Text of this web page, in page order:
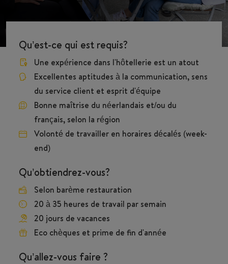
Qu’est-ce qui est requis?
Une expérience dans l'hôtellerie est un atout
Excellentes aptitudes à la communication, sens
du service client et esprit d'équipe
Bonne maîtrise du néerlandais et/ou du
français, selon la région
Volonté de travailler en horaires décalés (week-
end)
Qu’obtiendrez-vous?
Selon barème restauration
20 à 35 heures de travail par semain
20 jours de vacances
Eco chèques et prime de fin d'année
Qu’allez-vous faire ?